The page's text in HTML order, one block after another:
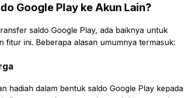
Google Play ke Akun Lain?
saldo Google Play, ada baiknya untuk
fitur ini. Beberapa alasan umumnya termasuk:
hadiah dalam bentuk saldo Google Play kepada